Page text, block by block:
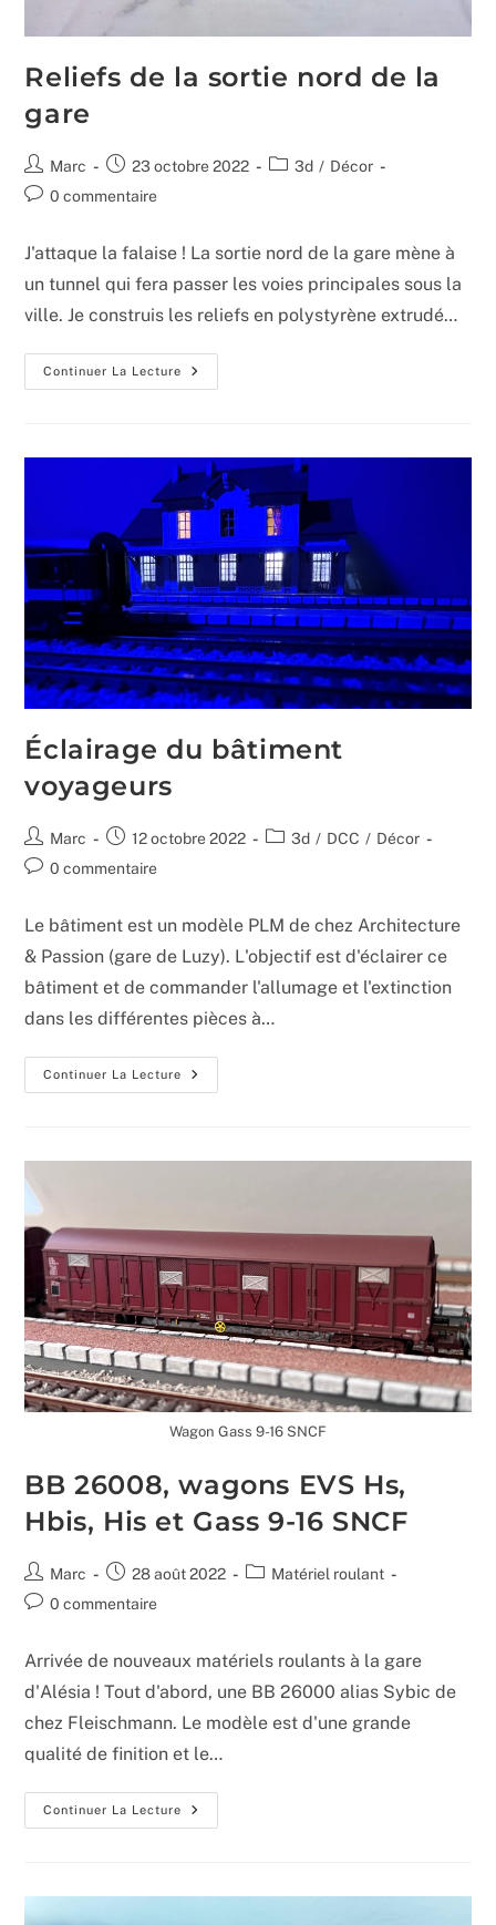
Reliefs de la sortie nord de la
gare
Auteur/autrice
de
Marc
Publication
publiée :
23 octobre 2022
Post3d / Décor
Commentaires
publication :
0 commentaire
J'attaque la falaise ! La sortie nord de la gare mène à
un tunnel qui fera passer les voies principales sous la
ville. Je construis les reliefs en polystyrène extrudé…
Continuer La Lecture
Reliefs
De
La
Gare
Éclairage du bâtiment
voyageurs
Auteur/autrice
de
Marc
Publication
publiée :
12 octobre 2022
Post3d / DCC / Décor
Commentaires
publication :
0 commentaire
Le bâtiment est un modèle PLM de chez Architecture
& Passion (gare de Luzy). L'objectif est d'éclairer ce
bâtiment et de commander l'allumage et l'extinction
dans les différentes pièces à…
Continuer La Lecture
Éclairage
Du
Wagon Gass 9-16 SNCF
BB 26008, wagons EVS Hs,
Hbis, His et Gass 9-16 SNCF
Auteur/autrice
de
Marc
Publication
publiée :
28 août 2022
PostMatériel roulant
Commentaires
publication :
0 commentaire
Arrivée de nouveaux matériels roulants à la gare
d'Alésia ! Tout d'abord, une BB 26000 alias Sybic de
chez Fleischmann. Le modèle est d'une grande
qualité de finition et le…
Continuer La Lecture
BB
26008,